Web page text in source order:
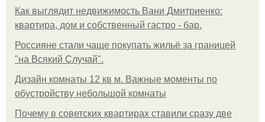
Как выглядит недвижимость Вани Дмитриенко:
квартира, дом и собственный гастро - бар.
Россияне стали чаще покупать жильё за границей
"на Всякий Случай".
Дизайн комнаты 12 кв м. Важные моменты по
обустройству небольшой комнаты
Почему в советских квартирах ставили сразу две